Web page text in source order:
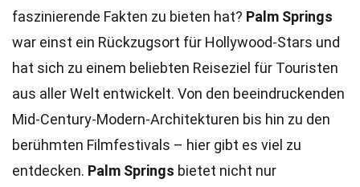
faszinierende Fakten zu bieten hat? Palm Springs
war einst ein Rückzugsort für Hollywood-Stars und
hat sich zu einem beliebten Reiseziel für Touristen
aus aller Welt entwickelt. Von den beeindruckenden
Mid-Century-Modern-Architekturen bis hin zu den
berühmten Filmfestivals – hier gibt es viel zu
entdecken. Palm Springs bietet nicht nur